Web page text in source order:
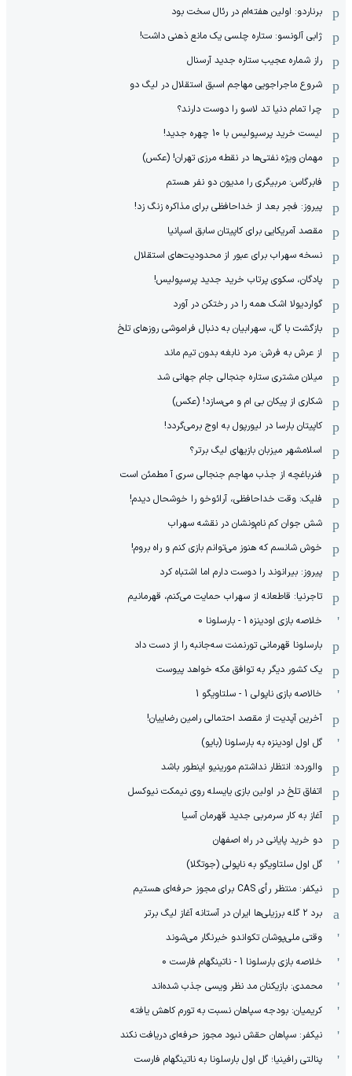
برناردو: اولین هفته‌ام در رئال سخت بود
ژابی آلونسو: ستاره چلسی یک مانع ذهنی داشت!
راز شماره عجیب ستاره جدید آرسنال
شروع ماجراجویی مهاجم اسبق استقلال در لیگ دو
چرا تمام دنیا تد لاسو را دوست دارند؟
لیست خرید پرسپولیس با 10 چهره جدید!
مهمان‌ ویژه نفتی‌ها در نقطه مرزی تهران! (عکس)
فابرگاس: مربیگری را مدیون دو نفر هستم
پیروز: فجر بعد از خداحافظی برای مذاکره زنگ زد!
مقصد آمریکایی برای کاپیتان سابق اسپانیا
نسخه سهراب برای عبور از محدودیت‌های استقلال
پادگان، سکوی پرتاب خرید جدید پرسپولیس!
گواردیولا اشک همه را در رختکن در آورد
بازگشت با گل، سهرابیان به دنبال فراموشی روزهای تلخ
از عرش به فرش: مرد نابغه‌ بدون تیم ماند
میلان مشتری ستاره جنجالی جام جهانی شد
شکاری از پیکان بی ام و می‌سازد! (عکس)
کاپیتان بارسا در لیورپول به اوج برمی‌گردد!
اسلامشهر میزبان بازیهای لیگ برتر؟
فنرباغچه از جذب مهاجم جنجالی سری آ مطمئن است
فلیک: وقت خداحافظی، آرائوخو را خوشحال دیدم!
شش جوان کم نام‌و‌نشان در نقشه سهراب
خوش شانسم که هنوز می‌توانم بازی کنم و راه بروم!
پیروز: بیرانوند را دوست دارم اما اشتباه کرد
تاجرنیا: قاطعانه از سهراب حمایت می‌کنم، قهرمانیم
خلاصه بازی اودینزه 1 - بارسلونا 0
بارسلونا قهرمانی تورنمنت سه‌جانبه را از دست داد
یک کشور دیگر به توافق مکه خواهد پیوست
خالاصه بازی ناپولی 1 - سلتاویگو 1
آخرین آپدیت از مقصد احتمالی رامین رضاییان!
گل اول اودینزه به بارسلونا (بایو)
والورده: انتظار نداشتم مورینیو اینطور باشد
اتفاق تلخ در اولین بازی یایسله روی نیمکت نیوکسل
آغاز به کار سرمربی جدید قهرمان آسیا
دو خرید پایانی در راه اصفهان
گل اول سلتاویگو به ناپولی (جوتگلا)
نیکفر: منتظر رأی CAS برای مجوز حرفه‌ای هستیم
برد ۲ گله برزیلی‌ها ایران در آستانه آغاز لیگ برتر
وقتی ملی‌پوشان تکواندو خبرنگار می‌شوند
خلاصه بازی بارسلونا 1 - ناتینگهام فارست 0
محمدی: بازیکنان مد نظر ویسی جذب شده‌اند
کریمیان: بودجه سپاهان نسبت به تورم کاهش یافته
نیکفر: سپاهان حقش نبود مجوز حرفه‌ای دریافت نکند
پنالتی رافینیا؛ گل اول بارسلونا به ناتینگهام فارست